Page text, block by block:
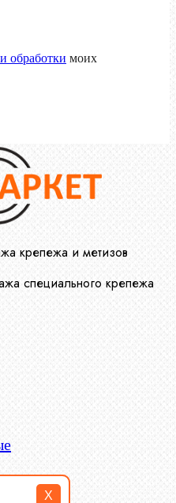
X
обработки моих
крепежа и метизов
специального крепежа